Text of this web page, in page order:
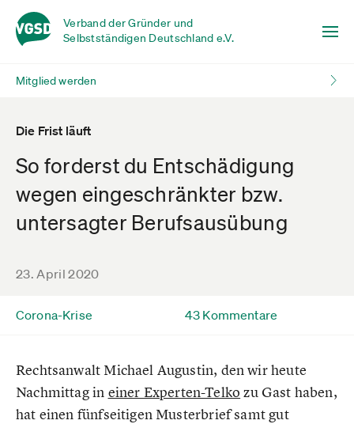
Verband der Gründer und
Selbstständigen Deutschland e.V.
Mitglied werden
Die Frist läuft
So forderst du Entschädigung
wegen eingeschränkter bzw.
untersagter Berufsausübung
23. April 2020
Corona-Krise 43 Kommentare
Rechtsanwalt Michael Augustin, den wir heute
Nachmittag in einer Experten-Telko zu Gast haben,
hat einen fünfseitigen Musterbrief samt gut